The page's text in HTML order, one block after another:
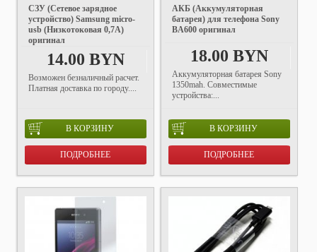
СЗУ (Сетевое зарядное
устройство) Samsung micro-
usb (Низкотоковая 0,7A)
оригинал
14.00 BYN
Возможен безналичный расчет.
Платная доставка по городу....
В КОРЗИНУ
ПОДРОБНЕЕ
АКБ (Аккумуляторная
батарея) для телефона Sony
BA600 оригинал
18.00 BYN
Аккумуляторная батарея Sony
1350mah. Совместимые
устройства:...
В КОРЗИНУ
ПОДРОБНЕЕ